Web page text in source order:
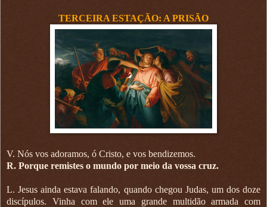
TERCEIRA ESTAÇÃO: A PRISÃO
V. Nós vos adoramos, ó Cristo, e vos bendizemos.
R. Porque remistes o mundo por meio da vossa cruz.
L. Jesus ainda estava falando, quando chegou Judas, um dos doze
discípulos. Vinha com ele uma grande multidão armada com